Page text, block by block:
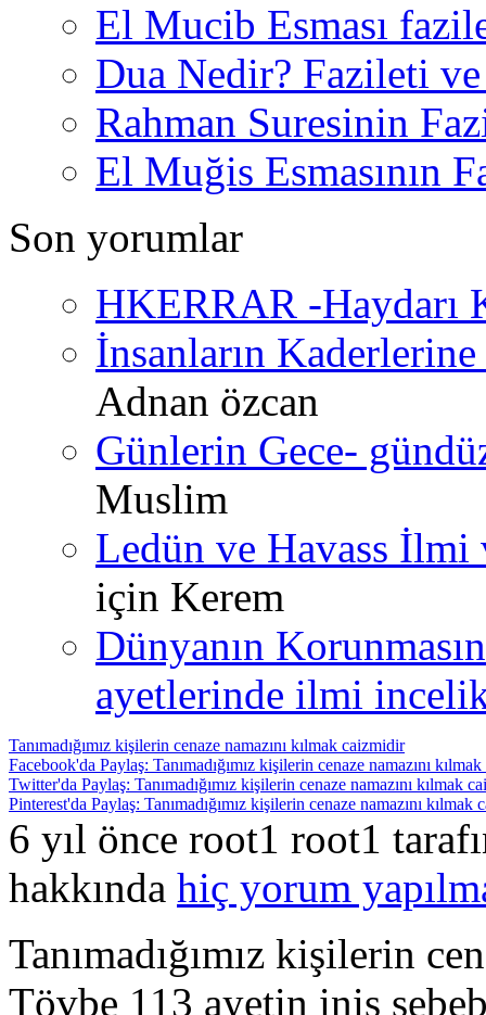
El Mucib Esması
Dua Nedir? Fazileti
Rahman Suresinin
El Muğis Esmasının
Son yorumlar
HKERRAR -Haydarı
İnsanların
Adnan özcan
Günlerin Gece-
Muslim
Ledün ve Havass İlmi
için Kerem
Dünyanın
ayetlerinde ilmi
Tanımadığımız kişilerin cenaze namazını kılmak caizmidir
Facebook'da Paylaş: Tanımadığımız kişilerin cenaze namazını
Twitter'da Paylaş: Tanımadığımız kişilerin cenaze namazını kılmak
Pinterest'da Paylaş: Tanımadığımız kişilerin cenaze namazını kılmak
6 yıl önce root1 root1
hakkında hiç yorum
Tanımadığımız kişilerin
Tövbe 113 ayetin iniş